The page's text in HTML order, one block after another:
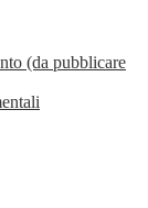
(da pubblicare